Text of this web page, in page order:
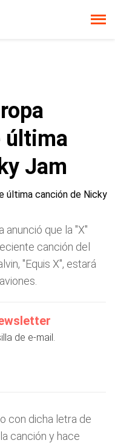
última
Jam
anunció que la "X"
canción del
"Equis X", estará
de e-mail.
con dicha letra de
canción y hace